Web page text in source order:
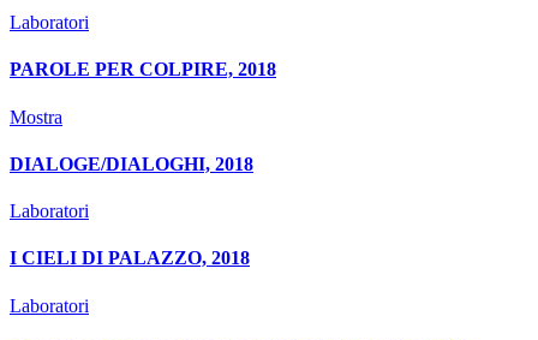
Laboratori
PAROLE PER COLPIRE, 2018
Mostra
DIALOGE/DIALOGHI, 2018
Laboratori
I CIELI DI PALAZZO, 2018
Laboratori